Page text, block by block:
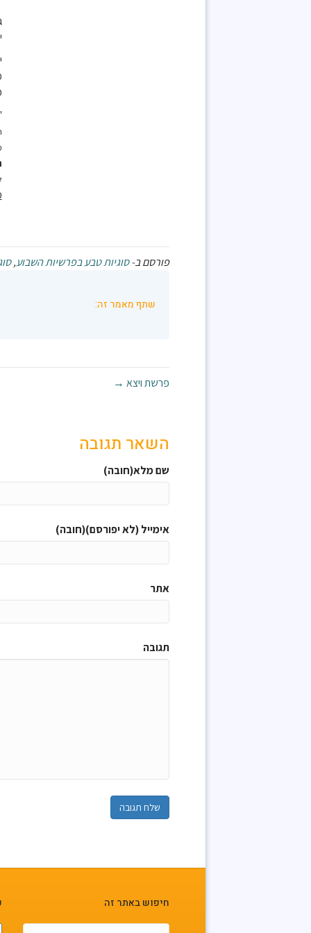
פורסם ב-סוגיות טבע בפרשיות השבוע,
שתף מאמר זה:
פרשת ויצא →
השאר תגובה
שם מלא(חובה)
אימייל (לא יפורסם)(חובה)
אתר
תגובה
חיפוש באתר זה